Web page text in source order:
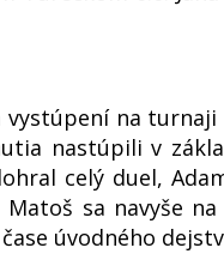
vystúpení na
nastúpili v
celý duel,
sa navyše
úvodného